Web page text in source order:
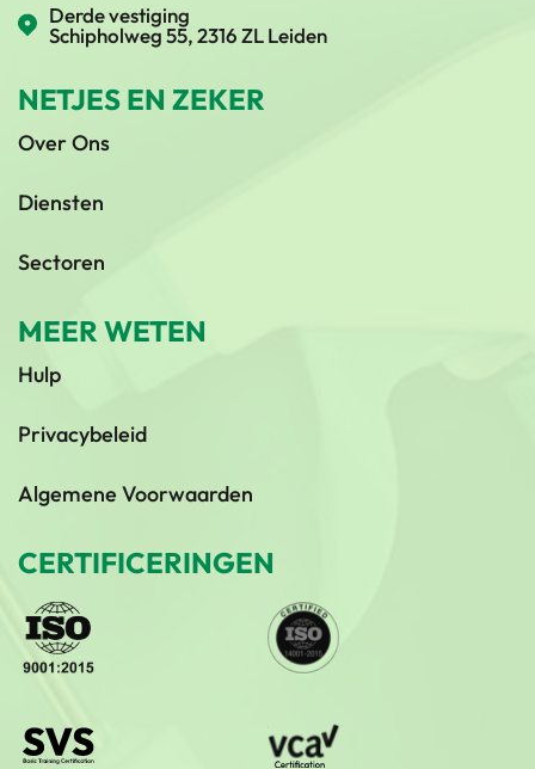
Derde vestiging
Schipholweg 55, 2316 ZL Leiden
NETJES EN ZEKER
Over Ons
Diensten
Sectoren
MEER WETEN
Hulp
Privacybeleid
Algemene Voorwaarden
CERTIFICERINGEN